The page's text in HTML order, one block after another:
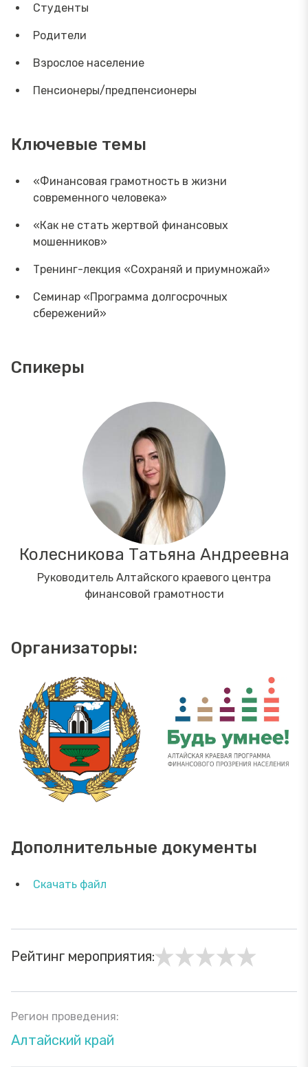
Студенты
Родители
Взрослое население
Пенсионеры/предпенсионеры
Ключевые темы
«Финансовая грамотность в жизни
современного человека»
«Как не стать жертвой финансовых
мошенников»
Тренинг-лекция «Сохраняй и приумножай»
Семинар «Программа долгосрочных
сбережений»
Спикеры
Колесникова Татьяна Андреевна
Руководитель Алтайского краевого центра
финансовой грамотности
Организаторы:
Дополнительные документы
Скачать файл
Рейтинг мероприятия:
Регион проведения:
Алтайский край